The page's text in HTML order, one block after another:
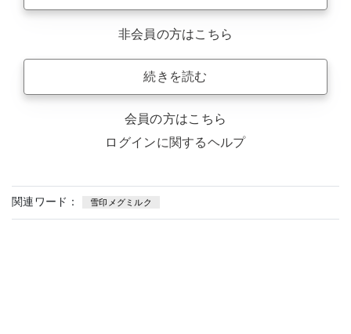
非会員の方はこちら
続きを読む
会員の方はこちら
ログインに関するヘルプ
関連ワード： 雪印メグミルク